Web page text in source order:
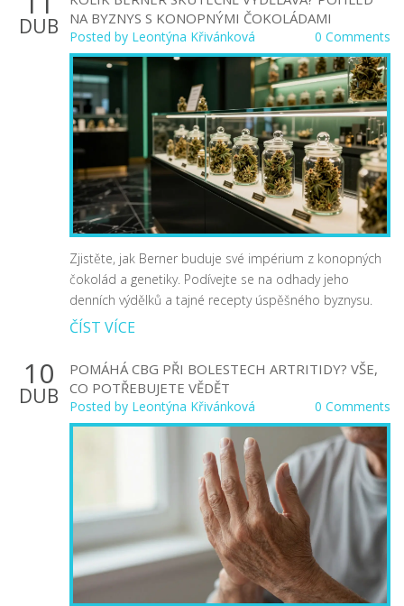
DUB
NA BYZNYS S KONOPNÝMI ČOKOLÁDAMI
Posted by Leontýna Křivánková 0 Comments
Zjistěte, jak Berner buduje své impérium z konopných
čokolád a genetiky. Podívejte se na odhady jeho
denních výdělků a tajné recepty úspěšného byznysu.
ČÍST VÍCE
10
DUB
POMÁHÁ CBG PŘI BOLESTECH ARTRITIDY? VŠE,
CO POTŘEBUJETE VĚDĚT
Posted by Leontýna Křivánková 0 Comments